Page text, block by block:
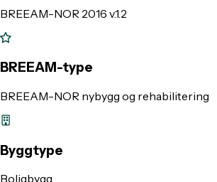
BREEAM-NOR 2016 v.1.2
BREEAM-type
BREEAM-NOR nybygg og rehabilitering
Byggtype
Boligbygg